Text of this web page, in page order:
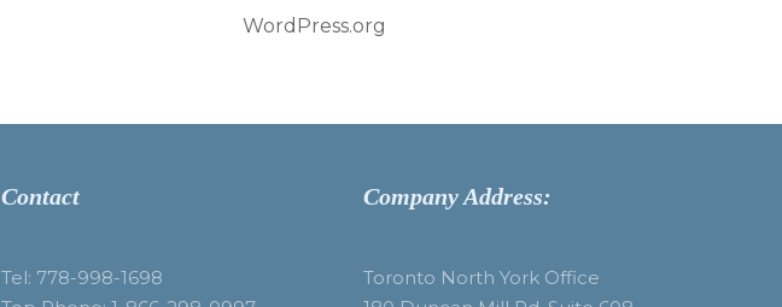
WordPress.org
Contact
Tel: 778-998-1698
Company Address:
Toronto North York Office